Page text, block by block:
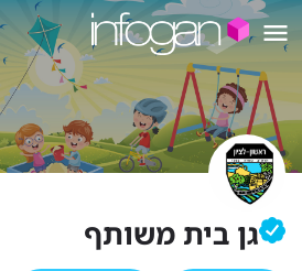
גן בית משותף